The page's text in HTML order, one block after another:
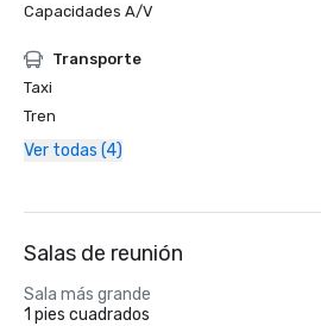
Capacidades A/V
Transporte
Taxi
Tren
Ver todas (4)
Salas de reunión
Sala más grande
1 pies cuadrados